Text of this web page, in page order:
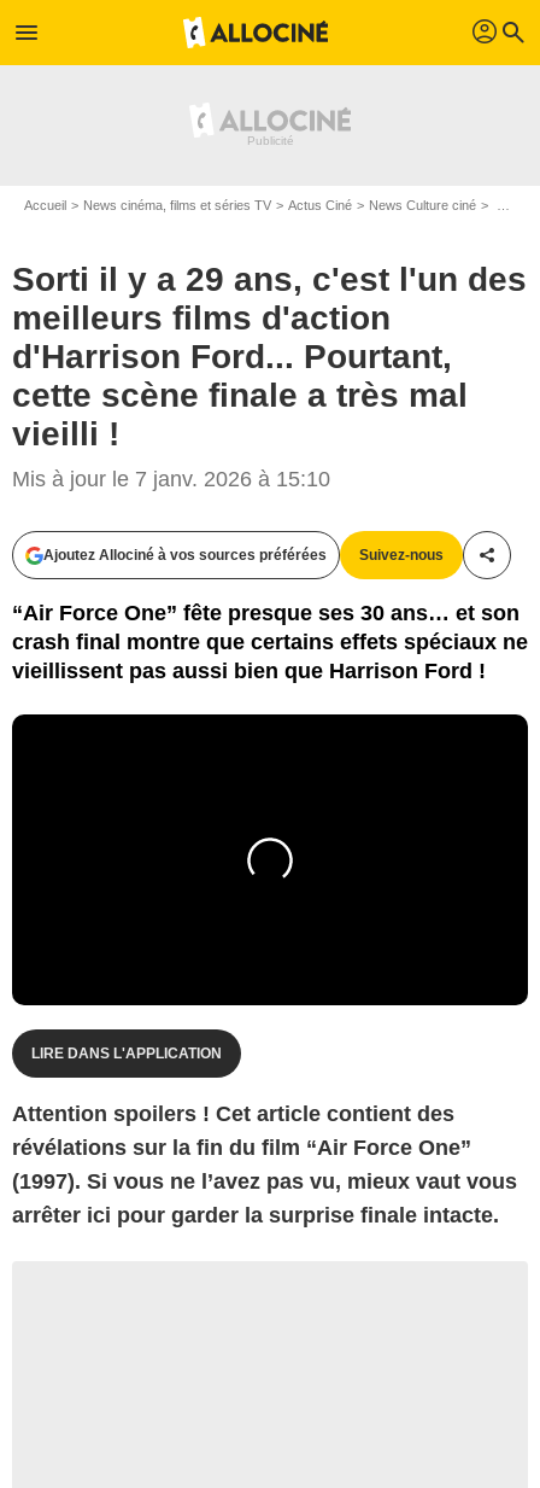
menu profil search
Accueil News cinéma, films et séries TV Actus Ciné News Culture ciné
Sorti il y a 29 ans, c'est l'un des
meilleurs films d'action
d'Harrison Ford... Pourtant,
cette scène finale a très mal
vieilli !
Mis à jour le 7 janv. 2026 à 15:10
Ajoutez Allociné à vos sources préférées Suivez-nous
“Air Force One” fête presque ses 30 ans… et son
crash final montre que certains effets spéciaux ne
vieillissent pas aussi bien que Harrison Ford !
LIRE DANS L'APPLICATION
Attention spoilers ! Cet article contient des
révélations sur la fin du film “Air Force One”
(1997). Si vous ne l’avez pas vu, mieux vaut vous
arrêter ici pour garder la surprise finale intacte.